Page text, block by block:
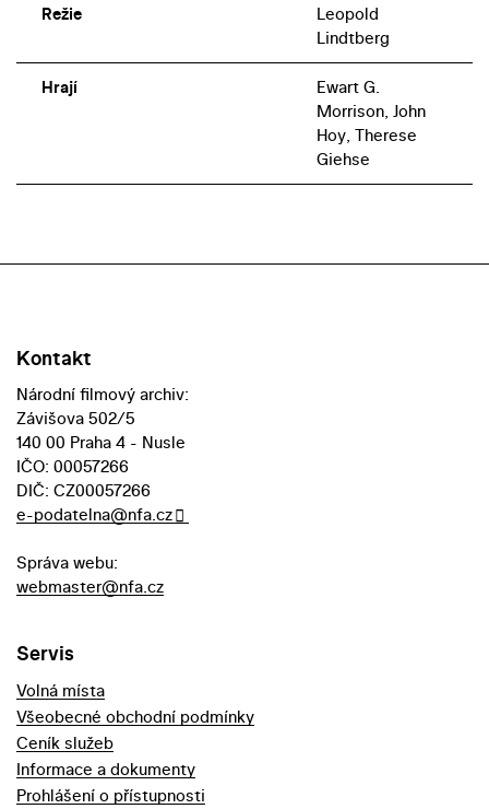
Režie
Leopold
Lindtberg
Hrají
Ewart G.
Morrison, John
Hoy, Therese
Giehse
Kontakt
Národní filmový archiv:
Závišova 502/5
140 00 Praha 4 - Nusle
IČO: 00057266
DIČ: CZ00057266
e-podatelna@nfa.cz
Správa webu:
webmaster@nfa.cz
Servis
Volná místa
Všeobecné obchodní podmínky
Ceník služeb
Informace a dokumenty
Prohlášení o přístupnosti